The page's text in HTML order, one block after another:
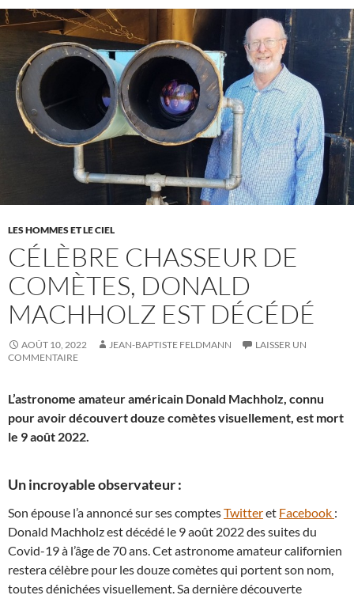
LES HOMMES ET LE CIEL
CÉLÈBRE CHASSEUR DE
COMÈTES, DONALD
MACHHOLZ EST DÉCÉDÉ
AOÛT 10, 2022 JEAN-BAPTISTE FELDMANN
LAISSER UN
COMMENTAIRE
L’astronome amateur américain Donald Machholz, connu
pour avoir découvert douze comètes visuellement, est mort
le 9 août 2022.
Un incroyable observateur :
Son épouse l’a annoncé sur ses comptesTwitteret Facebook :
Donald Machholz est décédé le 9 août 2022 des suites du
Covid-19 à l’âge de 70 ans. Cet astronome amateur californien
restera célèbre pour les douze comètes qui portent son nom,
toutes dénichées visuellement. Sa dernière découverte